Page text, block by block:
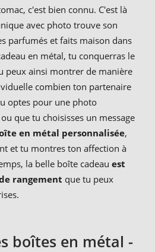
c'est bien connu. C'est là
avec photo trouve son
parfumés et faits maison dans
en métal, tu conquerras le
peux ainsi montrer de manière
combien ton partenaire
optes pour une photo
que tu choisisses un message
en métal personnalisée,
et tu montres ton affection à
la belle boîte cadeau est
rangement que tu peux
boîtes en métal -